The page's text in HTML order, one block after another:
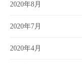
2020年8月
2020年7月
2020年4月